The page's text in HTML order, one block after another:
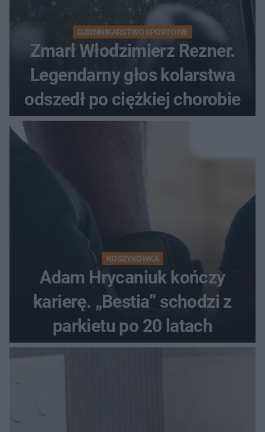
DZIENNIKARSTWO SPORTOWE
Zmarł Włodzimierz Rezner.
Legendarny głos kolarstwa
odszedł po ciężkiej chorobie
KOSZYKÓWKA
Adam Hrycaniuk kończy
karierę. „Bestia” schodzi z
parkietu po 20 latach